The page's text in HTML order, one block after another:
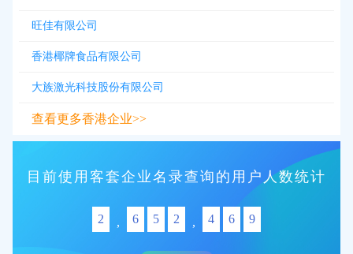
旺佳有限公司
香港椰牌食品有限公司
大族激光科技股份有限公司
查看更多香港企业>>
目前使用客套企业名录查询的用户人数统计
2 , 6 5 2 , 4 6 9